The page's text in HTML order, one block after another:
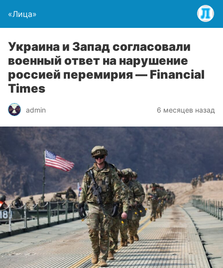
«Лица»
Украина и Запад согласовали
военный ответ на нарушение
россией перемирия — Financial
Times
admin 6 месяцев назад